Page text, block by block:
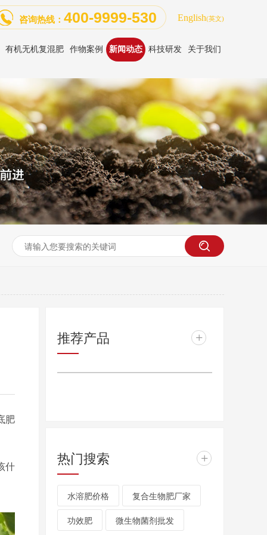
English(英文)
咨询热线： 400-9999-530
有机无机复混肥 作物案例 新闻动态 科技研发 关于我们
肥
什
推荐产品 +
热门搜索 +
水溶肥价格 复合生物肥厂家
功效肥 微生物菌剂批发